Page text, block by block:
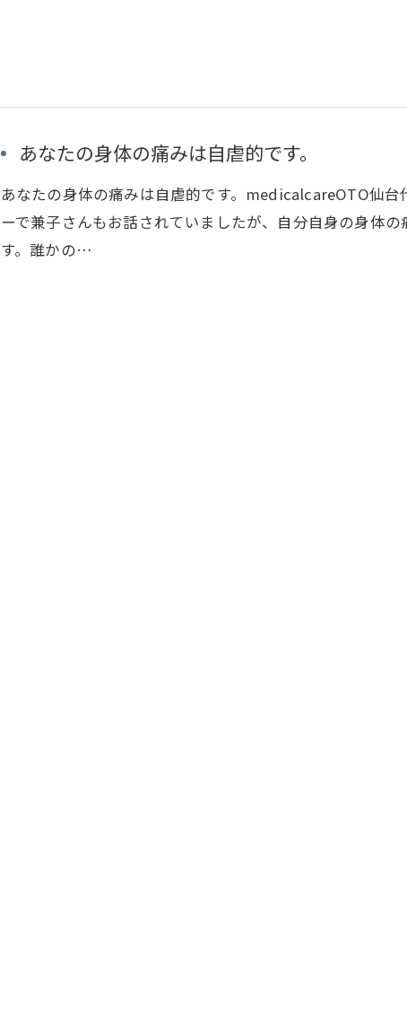
あなたの身体の痛みは自虐的です。
あなたの身体の痛みは自虐的です。medicalcareOTO仙
ーで兼子さんもお話されていましたが、自分自身の身体
す。誰かの…